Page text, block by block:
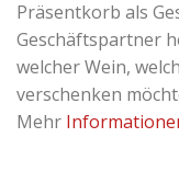
Präsentkorb als
Geschäftspartner
welcher Wein,
verschenken
Mehr